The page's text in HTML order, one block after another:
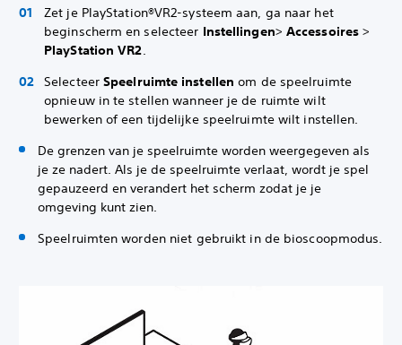
Zet je PlayStation®VR2-systeem aan, ga naar het
beginscherm en selecteer Instellingen> Accessoires >
PlayStation VR2
Selecteer Speelruimte instellen om de speelruimte
opnieuw in te stellen wanneer je de ruimte wilt
bewerken of een tijdelijke speelruimte wilt instellen.
De grenzen van je speelruimte worden weergegeven als
je ze nadert. Als je de speelruimte verlaat, wordt je spel
gepauzeerd en verandert het scherm zodat je je
omgeving kunt zien.
Speelruimten worden niet gebruikt in de bioscoopmodus.